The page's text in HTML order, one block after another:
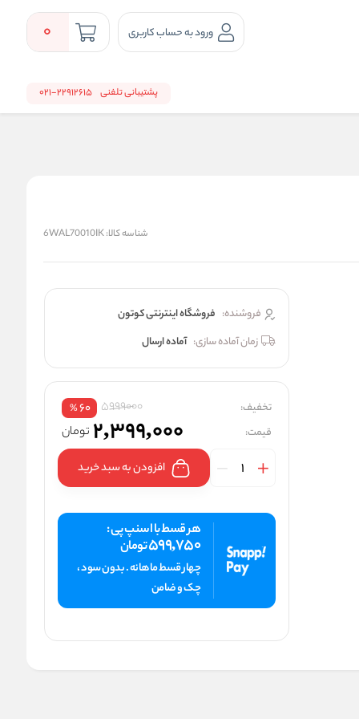
ورود به حساب کاربری 0
پشتیبانی تلفنی 22912615-021
شناسه کالا:6WAL70010IK
فروشنده: فروشگاه اینترنتی کوتون
زمان آماده سازی: آماده ارسال
تخفیف: 5999000
60
%
قیمت: 2,399,000 تومان
افزودن به سبد خرید
هر قسط با اسنپ پی :
599,750تومان
چهار قسط ماهانه . بدون سود ،
چک و ضامن